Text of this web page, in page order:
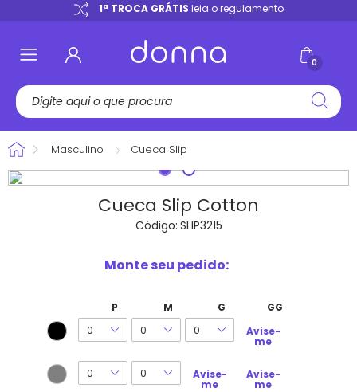
1ª TROCA GRÁTIS leia o regulamento
0
Masculino Cueca Slip
Cueca Slip Cotton
Código: SLIP3215
Monte seu pedido:
P M G
GG
Avise-
me
Avise-
me
Avise-
me